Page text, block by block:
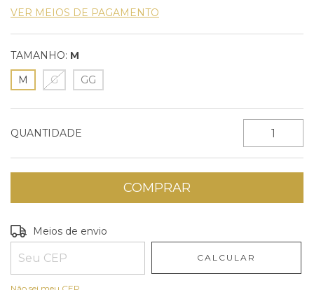
VER MEIOS DE PAGAMENTO
TAMANHO: M
M
G GG
QUANTIDADE
Entregas para o CEP:
Meios de envio
CALCULAR